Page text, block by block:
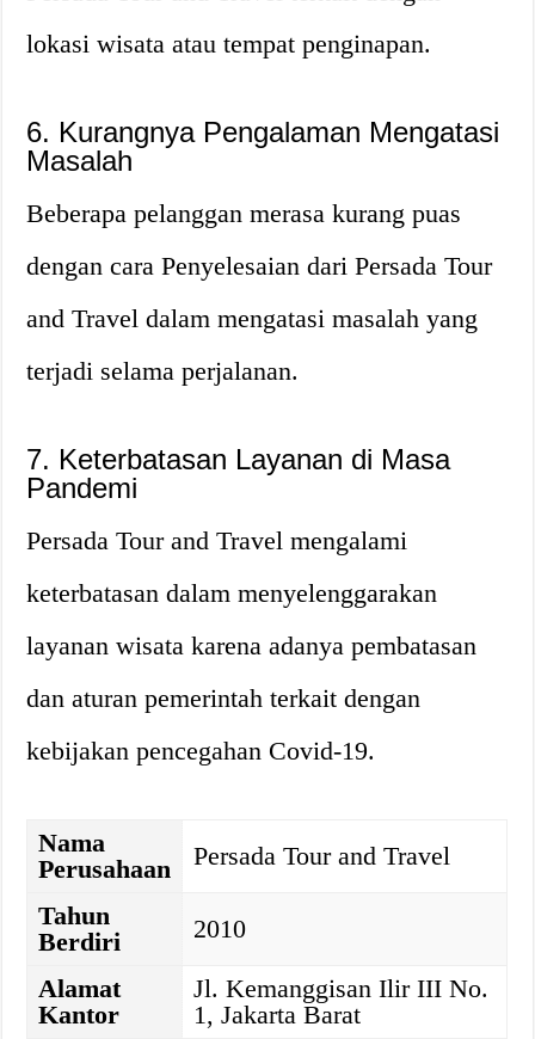
lokasi wisata atau tempat penginapan.
6. Kurangnya Pengalaman Mengatasi
Masalah
Beberapa pelanggan merasa kurang puas
dengan cara Penyelesaian dari Persada Tour
and Travel dalam mengatasi masalah yang
terjadi selama perjalanan.
7. Keterbatasan Layanan di Masa
Pandemi
Persada Tour and Travel mengalami
keterbatasan dalam menyelenggarakan
layanan wisata karena adanya pembatasan
dan aturan pemerintah terkait dengan
kebijakan pencegahan Covid-19.
Nama
Perusahaan
Persada Tour and Travel
Tahun
Berdiri
2010
Alamat
Kantor
Jl. Kemanggisan Ilir III No.
1, Jakarta Barat